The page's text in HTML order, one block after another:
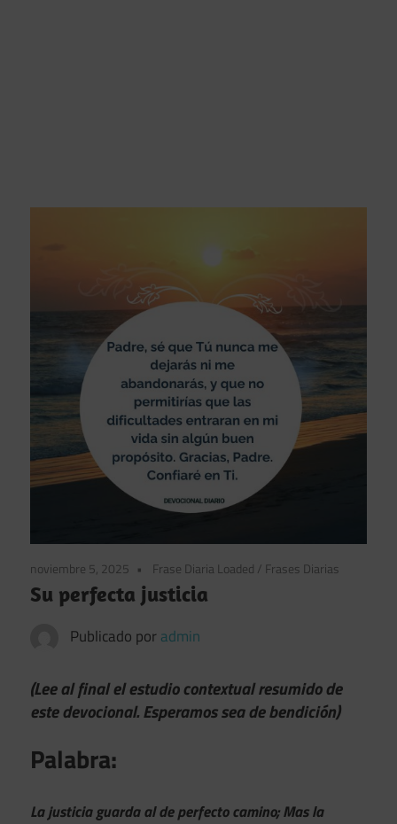
noviembre 5, 2025 Frase Diaria Loaded / Frases Diarias
Su perfecta justicia
Publicado por admin
(Lee al final el estudio contextual resumido de
este devocional. Esperamos sea de bendición)
Palabra:
La justicia guarda al de perfecto camino; Mas la